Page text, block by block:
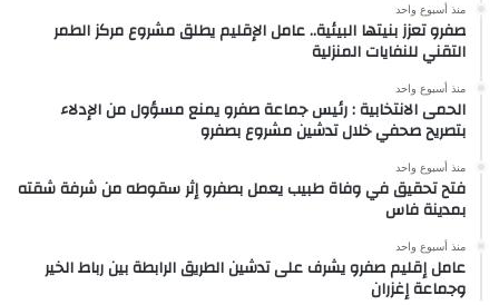
منذ أسبوع واحد
صفرو تعزز بنيتها البيئية.. عامل الإقليم يطلق مشروع مركز الطمر
التقني للنفايات المنزلية
منذ أسبوع واحد
الحمى الانتخابية : رئيس جماعة صفرو يمنع مسؤول من الإدلاء
بتصريح صحفي خلال تدشين مشروع بصفرو
منذ أسبوع واحد
فتح تحقيق في وفاة طبيب يعمل بصفرو إثر سقوطه من شرفة شقته
بمدينة فاس
منذ أسبوع واحد
عامل إقليم صفرو يشرف على تدشين الطريق الرابطة بين رباط الخير
وجماعة إغزران